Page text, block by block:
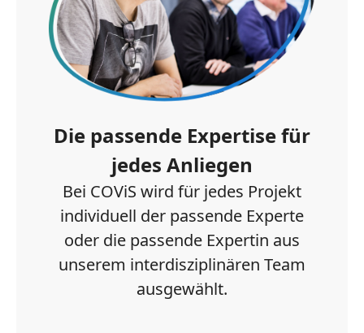
Die passende Expertise für
jedes Anliegen
Bei COViS wird für jedes Projekt
individuell der passende Experte
oder die passende Expertin aus
unserem interdisziplinären Team
ausgewählt.